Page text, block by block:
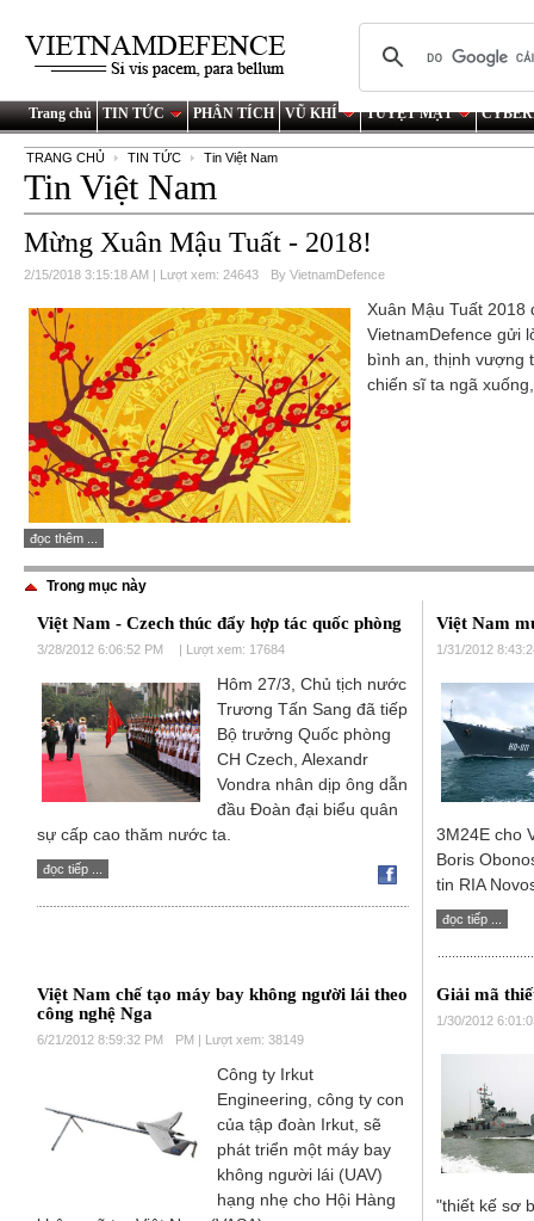
Trang chủ TIN TỨC PHÂN TÍCH VŨ KHÍ TUYỆT MẬT
TRANG CHỦ TIN TỨC Tin Việt Nam
Tin Việt Nam
Mừng Xuân Mậu Tuất - 2018!
2/15/2018 3:15:18 AM | Lượt xem: 24643 By VietnamDefence
Xuân Mậu Tuất
VietnamDefence gửi
bình an, thịnh vượng
chiến sĩ ta ngã
đọc thêm ...
Trong mục này
Việt Nam - Czech thúc đẩy hợp tác quốc phòng
3/28/2012 6:06:52 PM | Lượt xem: 17684
Hôm 27/3, Chủ tịch nước
Trương Tấn Sang đã tiếp
Bộ trưởng Quốc phòng
CH Czech, Alexandr
Vondra nhân dịp ông dẫn
đầu Đoàn đại biểu quân
sự cấp cao thăm nước ta.
đọc tiếp ...
Việt Nam
1/31/2012
3M24E cho
Boris
tin RIA
đọc tiếp ...
Việt Nam chế tạo máy bay không người lái theo
công nghệ Nga
6/21/2012 8:59:32 PM PM | Lượt xem: 38149
Công ty Irkut
Engineering, công ty con
của tập đoàn Irkut, sẽ
phát triển một máy bay
không người lái (UAV)
hạng nhẹ cho Hội Hàng
Giải mã
1/30/2012
"thiết kế sơ